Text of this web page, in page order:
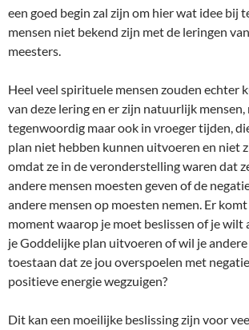
een goed begin zal zijn om hier wat idee bij
mensen niet bekend zijn met de leringen
meesters.
Heel veel spirituele mensen zouden echter
van deze lering en er zijn natuurlijk mensen,
tegenwoordig maar ook in vroeger tijden,
plan niet hebben kunnen uitvoeren en niet
omdat ze in de veronderstelling waren dat
andere mensen moesten geven of de
andere mensen op moesten nemen. Er
moment waarop je moet beslissen of je wilt
je Goddelijke plan uitvoeren of wil je
toestaan dat ze jou overspoelen met
positieve energie wegzuigen?
Dit kan een moeilijke beslissing zijn voor